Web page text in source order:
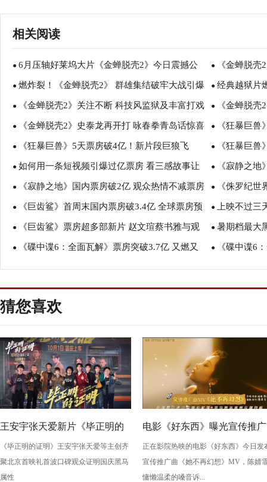
相关阅读
● 6月压轴好莱坞大片《金蝉脱壳2》今日震撼公
映 五大看点揭秘史泰龙如何智勇越狱
● 《金蝉脱
获网友大呼爽
● 燃炸裂！《金蝉脱壳2》 群雄集结破牢大战引爆
热议
● 经典越狱片
挑战黑监狱
● 《金蝉脱壳2》关注不断 科技风监狱及丰富打戏
颇为吸睛
● 《金蝉脱
汉对垒轮番上
● 《金蝉脱壳2》史泰龙再开打 咏春拳青岛话惊喜
连连
● 《狂暴巨
现身“吐槽”
● 《狂暴巨兽》5天票房破4亿！新片段巨狼飞
天“尼根”现身打call
● 《狂暴巨
好莱坞怪兽
● 如何用一条短视频引爆过亿票房 看三感故事让
《后来的我们》未映先火
● 《寂静之
卷国内
● 《寂静之地》国内票房破2亿 观众热情不减票房
有望再度突破
● 《侏罗纪
票房新纪录
● 《巨齿鲨》首周末国内票房破3.4亿 全球票房预
测超1.4亿美金 中国主导深海斗兽冒险大片席卷全
球影院
● 上映不过
最强合家欢
● 《巨齿鲨》票房超多部新片 赵文瑄蔡书雅与观
众共庆票房破七亿
● 暑期档最大
秒兄妹戳心台
● 《碟中谍6：全面瓦解》票房突破3.7亿 又燃又
爽收获炸裂好评 手绘海报寄托粉丝情怀
● 《碟中谍6
阿汤哥无安全
猜您喜欢
王安宇张天爱新片《毕正明的
证明》首映礼 燃爽观感获业内
外力赞国庆黑马
《毕正明的证明》王安宇张天爱等主创齐
聚北京首映礼首波口碑观众证明国庆黑马
属性
电影《好东西》曝光宣传推广
曲《她不再幻想》MV 传递冲
破束缚拥抱自我的力量
正在影院热映的电影《好东西》今日发
宣传推广曲《她不再幻想》MV，陈婧
慵懒温柔的嗓音诉...